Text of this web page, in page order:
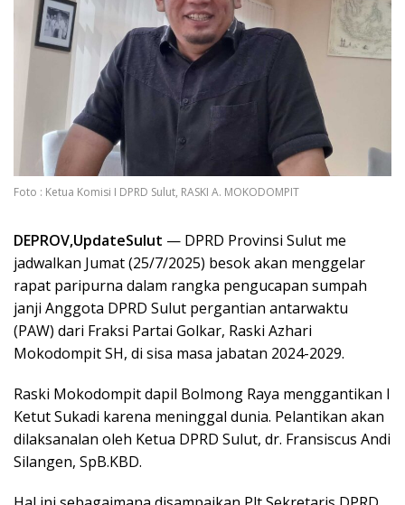
Foto : Ketua Komisi I DPRD Sulut, RASKI A. MOKODOMPIT
DEPROV,UpdateSulut — DPRD Provinsi Sulut me
jadwalkan Jumat (25/7/2025) besok akan menggelar
rapat paripurna dalam rangka pengucapan sumpah
janji Anggota DPRD Sulut pergantian antarwaktu
(PAW) dari Fraksi Partai Golkar, Raski Azhari
Mokodompit SH, di sisa masa jabatan 2024-2029.
Raski Mokodompit dapil Bolmong Raya menggantikan I
Ketut Sukadi karena meninggal dunia. Pelantikan akan
dilaksanalan oleh Ketua DPRD Sulut, dr. Fransiscus Andi
Silangen, SpB.KBD.